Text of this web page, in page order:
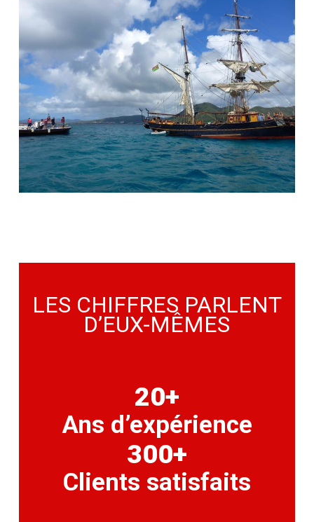
LES CHIFFRES PARLENT
D’EUX-MÊMES
20+
Ans d’expérience
300+
Clients satisfaits